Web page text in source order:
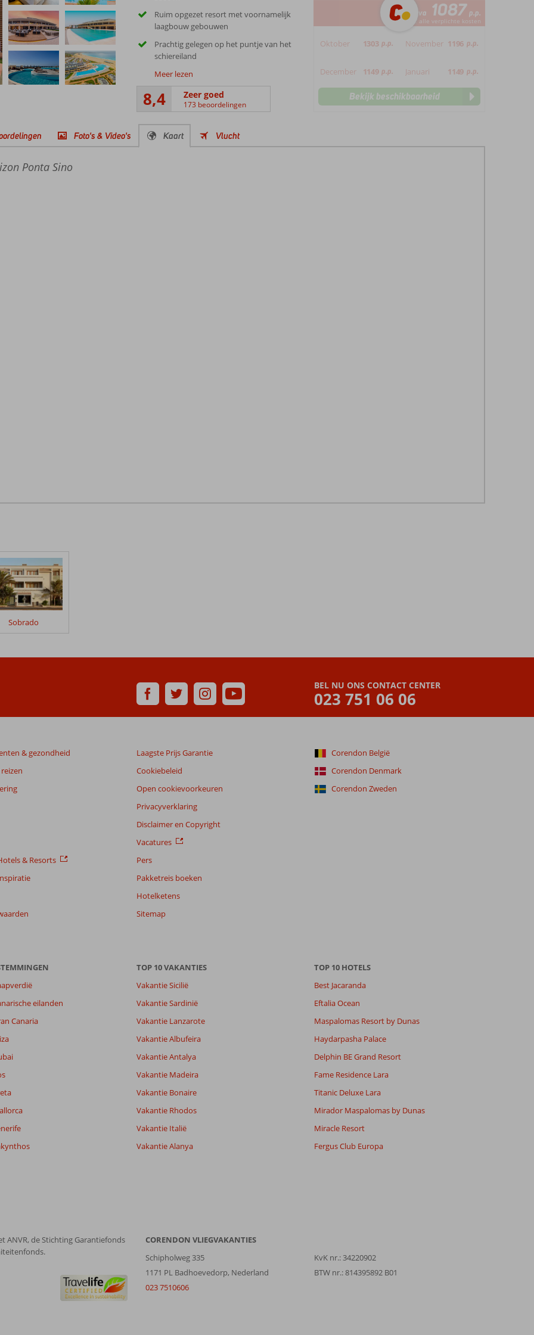
Ruim opgezet resort met voornamelijk
laagbouw gebouwen
Prachtig gelegen op het puntje van het
schiereiland
Meer lezen
8,4 Zeer goed
173 beoordelingen
va 1087 p.p.
*incl. alle verplichte kosten
Oktober 1303 p.p. November 1196 p.p.
December 1149 p.p. Januari 1149 p.p.
Bekijk beschikbaarheid
Foto's & Video's Kaart Vlucht
Ponta Sino
7,6
Alle
datum (nieuw > oud)
Sobrado
BEL NU ONS CONTACT CENTER
023 751 06 06
& gezondheid
& Resorts
Laagste Prijs Garantie
Cookiebeleid
Open cookievoorkeuren
Privacyverklaring
Disclaimer en Copyright
Vacatures
Pers
Pakketreis boeken
Hotelketens
Sitemap
Corendon België
Corendon Denmark
Corendon Zweden
eilanden
Canaria
TOP 10 VAKANTIES
Vakantie Sicilië
Vakantie Sardinië
Vakantie Lanzarote
Vakantie Albufeira
Vakantie Antalya
Vakantie Madeira
Vakantie Bonaire
Vakantie Rhodos
Vakantie Italië
Vakantie Alanya
TOP 10 HOTELS
Best Jacaranda
Eftalia Ocean
Maspalomas Resort by Dunas
Haydarpasha Palace
Delphin BE Grand Resort
Fame Residence Lara
Titanic Deluxe Lara
Mirador Maspalomas by Dunas
Miracle Resort
Fergus Club Europa
ANVR, de Stichting Garantiefonds
CORENDON VLIEGVAKANTIES
Schipholweg 335
1171 PL Badhoevedorp, Nederland
023 7510606
KvK nr.: 34220902
BTW nr.: 814395892 B01